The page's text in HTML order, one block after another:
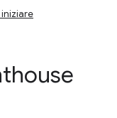
iniziare